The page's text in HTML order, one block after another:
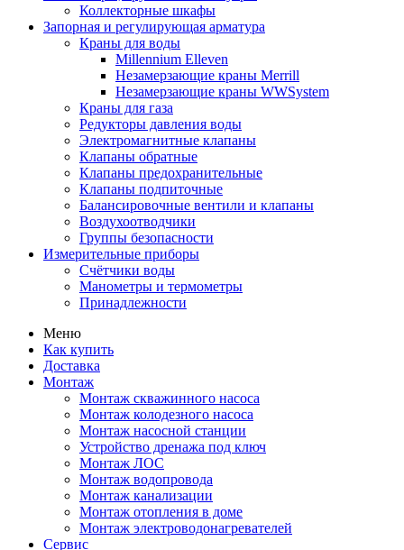
Коллекторные шкафы
Запорная и регулирующая арматура
Краны для воды
Millennium Elleven
Незамерзающие краны Merrill
Незамерзающие краны WWSystem
Краны для газа
Редукторы давления воды
Электромагнитные клапаны
Клапаны обратные
Клапаны предохранительные
Клапаны подпиточные
Балансировочные вентили и клапаны
Воздухоотводчики
Группы безопасности
Измерительные приборы
Счётчики воды
Манометры и термометры
Принадлежности
Меню
Как купить
Доставка
Монтаж
Монтаж скважинного насоса
Монтаж колодезного насоса
Монтаж насосной станции
Устройство дренажа под ключ
Монтаж ЛОС
Монтаж водопровода
Монтаж канализации
Монтаж отопления в доме
Монтаж электроводонагревателей
Сервис